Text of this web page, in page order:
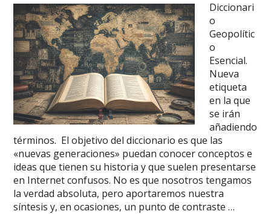
Diccionari
o
Geopolític
o
Esencial.
Nueva
etiqueta
en la que
se irán
añadiendo
términos. El objetivo del diccionario es que las
«nuevas generaciones» puedan conocer conceptos e
ideas que tienen su historia y que suelen presentarse
en Internet confusos. No es que nosotros tengamos
la verdad absoluta, pero aportaremos nuestra
síntesis y, en ocasiones, un punto de contraste …